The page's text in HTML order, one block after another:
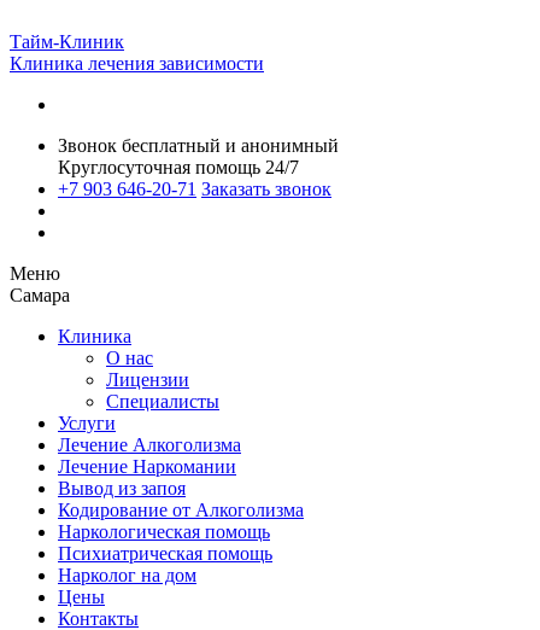
Тайм-Клиник
Клиника лечения зависимости
Звонок бесплатный и анонимный
Круглосуточная помощь 24/7
+7 903 646-20-71 Заказать звонок
Меню
Самара
Клиника
О нас
Лицензии
Специалисты
Услуги
Лечение Алкоголизма
Лечение Наркомании
Вывод из запоя
Кодирование от Алкоголизма
Наркологическая помощь
Психиатрическая помощь
Нарколог на дом
Цены
Контакты